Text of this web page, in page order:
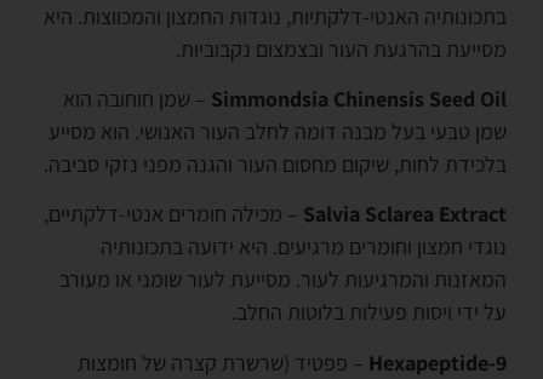
בתכונותיה האנטי-דלקתיות, נוגדות החמצון והמכווצות. היא
מסייעת בהרגעת העור ובצמצום נקבוביות.
Simmondsia Chinensis Seed Oil – שמן חוחובה הוא
שמן טבעי בעל מבנה דומה לחלב העור האנושי. הוא מסייע
בלכידת לחות, שיקום מחסום העור והגנה מפני נזקי סביבה.
Salvia Sclarea Extract – מכילה חומרים אנטי-דלקתיים,
נוגדי חמצון וחומרים מרגיעים. היא ידועה בתכונותיה
המאזנות והמרגיעות לעור. מסייעת לעור שומני או מעורב
על ידי ויסות פעילות בלוטות החלב.
Hexapeptide-9 – פפטיד (שרשרת קצרה של חומצות